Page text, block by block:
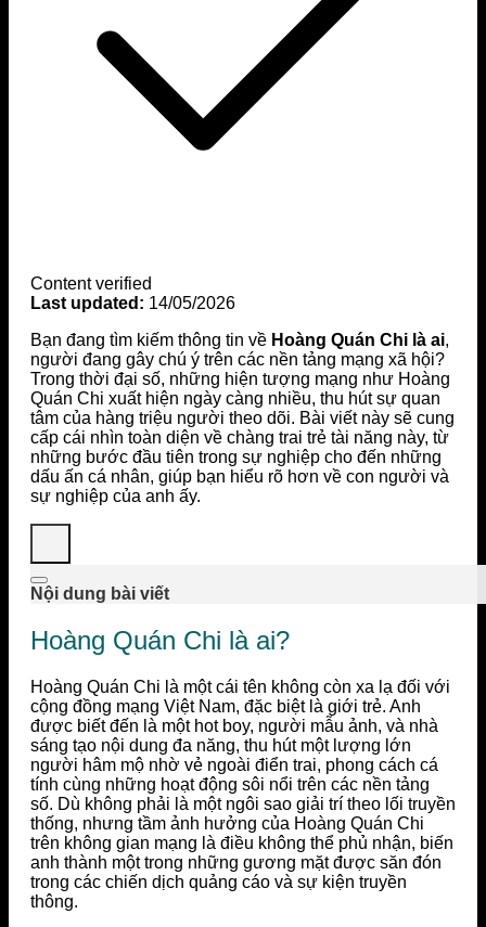
Content verified
Last updated: 14/05/2026
Bạn đang tìm kiếm thông tin về Hoàng Quán Chi là ai,
người đang gây chú ý trên các nền tảng mạng xã hội?
Trong thời đại số, những hiện tượng mạng như Hoàng
Quán Chi xuất hiện ngày càng nhiều, thu hút sự quan
tâm của hàng triệu người theo dõi. Bài viết này sẽ cung
cấp cái nhìn toàn diện về chàng trai trẻ tài năng này, từ
những bước đầu tiên trong sự nghiệp cho đến những
dấu ấn cá nhân, giúp bạn hiểu rõ hơn về con người và
sự nghiệp của anh ấy.
Nội dung bài viết
Hoàng Quán Chi là ai?
Hoàng Quán Chi là một cái tên không còn xa lạ đối với
cộng đồng mạng Việt Nam, đặc biệt là giới trẻ. Anh
được biết đến là một hot boy, người mẫu ảnh, và nhà
sáng tạo nội dung đa năng, thu hút một lượng lớn
người hâm mộ nhờ vẻ ngoài điển trai, phong cách cá
tính cùng những hoạt động sôi nổi trên các nền tảng
số. Dù không phải là một ngôi sao giải trí theo lối truyền
thống, nhưng tầm ảnh hưởng của Hoàng Quán Chi
trên không gian mạng là điều không thể phủ nhận, biến
anh thành một trong những gương mặt được săn đón
trong các chiến dịch quảng cáo và sự kiện truyền
thông.